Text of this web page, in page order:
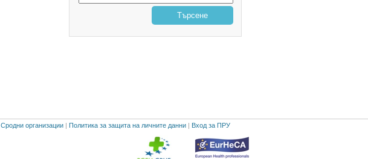
Търсене
Сродни организации | Политика за защита на личните данни | Вход за ПРУ